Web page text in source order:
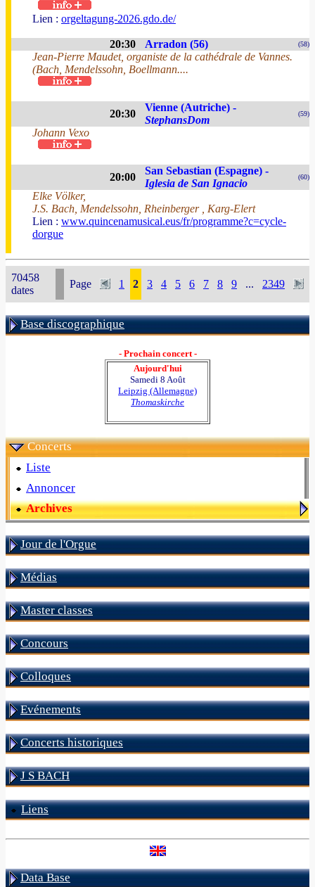
Lien : orgeltagung-2026.gdo.de/
20:30 Arradon (56) (58)
Jean-Pierre Maudet, organiste de la cathédrale de Vannes.
(Bach, Mendelssohn, Boellmann....
20:30
Vienne (Autriche) -
StephansDom
(59)
Johann Vexo
20:00
San Sebastian (Espagne) -
Iglesia de San Ignacio
(60)
Elke Völker,
J.S. Bach, Mendelssohn, Rheinberger , Karg-Elert
Lien : www.quincenamusical.eus/fr/programme?c=cycle-
dorgue
70458
dates
Page 1 2 3 4 5 6 7 8 9 ... 2349
Base discographique
- Prochain concert -
Aujourd'hui
Samedi 8 Août
Leipzig (Allemagne)
Thomaskirche
Concerts
Liste
Annoncer
Archives
Jour de l'Orgue
Médias
Master classes
Concours
Colloques
Evénements
Concerts historiques
J S BACH
Liens
Data Base